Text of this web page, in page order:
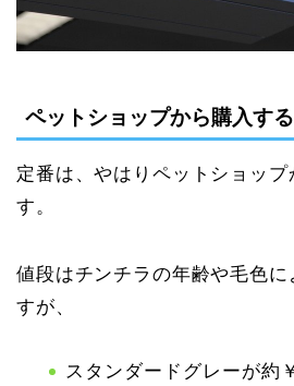
ペットショップから購入する
定番は、やはりペットショッ
す。
値段はチンチラの年齢や毛色に
すが、
スタンダードグレーが約